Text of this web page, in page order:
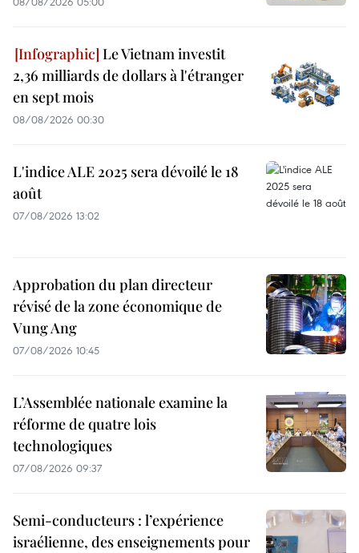
Le Vietnam investit
2,36 milliards de dollars à l'étranger
en sept mois
08/08/2026 00:30
L'indice ALE 2025 sera dévoilé le 18
août
07/08/2026 13:02
Approbation du plan directeur
révisé de la zone économique de
Vung Ang
07/08/2026 10:45
L’Assemblée nationale examine la
réforme de quatre lois
technologiques
07/08/2026 09:37
Semi-conducteurs : l’expérience
israélienne, des enseignements pour